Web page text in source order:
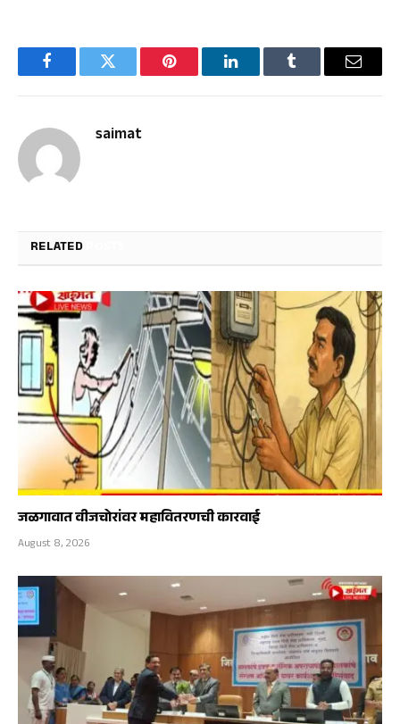
FacebookTwitter Pinterest LinkedInTumblr Email
saimat
RELATED
जळगावात वीजचोरांवर महावितरणची कारवाई
August 8, 2026